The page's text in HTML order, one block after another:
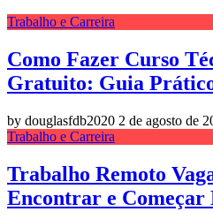
Trabalho e Carreira
Como Fazer Curso
Gratuito: Guia
by douglasfdb2020 2 de agosto de
Trabalho e Carreira
Trabalho Remoto
Encontrar e Começar